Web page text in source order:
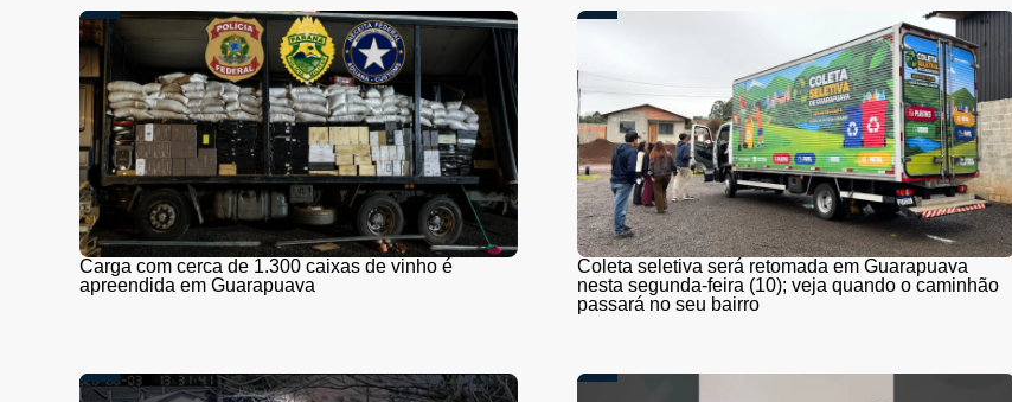
Carga com cerca de 1.300 caixas de vinho é
apreendida em Guarapuava
Coleta seletiva será retomada em Guarapuava
nesta segunda-feira (10); veja quando o caminhão
passará no seu bairro